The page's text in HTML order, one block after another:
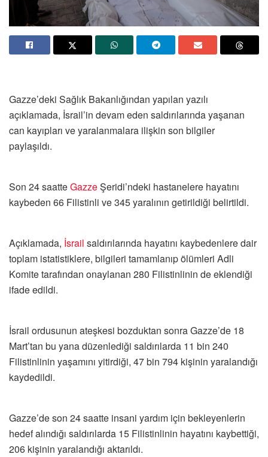
Gazze’deki Sağlık Bakanlığından yapılan yazılı
açıklamada, İsrail’in devam eden saldırılarında yaşanan
can kayıpları ve yaralanmalara ilişkin son bilgiler
paylaşıldı.
Son 24 saatteGazzeŞeridi’ndeki hastanelere hayatını
kaybeden 66 Filistinli ve 345 yaralının getirildiği belirtildi.
Açıklamada, İsrail saldırılarında hayatını kaybedenlere dair
toplam istatistiklere, bilgileri tamamlanıp ölümleri Adli
Komite tarafından onaylanan 280 Filistinlinin de eklendiği
ifade edildi.
İsrail ordusunun ateşkesi bozduktan sonra Gazze’de 18
Mart’tan bu yana düzenlediği saldırılarda 11 bin 240
Filistinlinin yaşamını yitirdiği, 47 bin 794 kişinin yaralandığı
kaydedildi.
Gazze’de son 24 saatte insani yardım için bekleyenlerin
hedef alındığı saldırılarda 15 Filistinlinin hayatını kaybettiği,
206 kişinin yaralandığı aktarıldı.